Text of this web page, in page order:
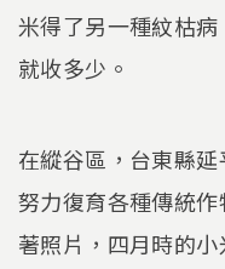
米得了另一種紋枯
就收多少。
在縱谷區，台東縣
努力復育各種傳統
著照片，四月時的